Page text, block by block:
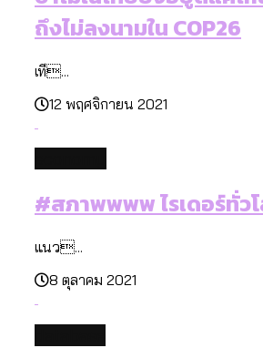
ถึงไม่ลงนามใน COP26
เที...
12 พฤศจิกายน 2021
#สภาพพพพ ไรเดอร์ทั่ว
แนว...
8 ตุลาคม 2021